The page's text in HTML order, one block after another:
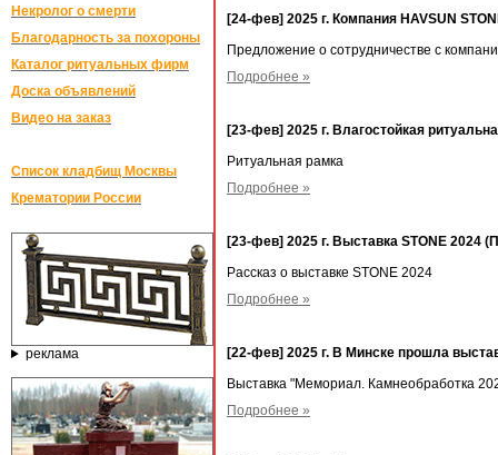
Некролог о смерти
Благодарность за похороны
Каталог ритуальных фирм
Доска объявлений
Видео на заказ
Список кладбищ Москвы
Крематории России
реклама
[24-фев] 2025 г. Компания HAVSUN
Предложение о сотрудничестве с
Подробнее »
[23-фев] 2025 г. Влагостойкая
Ритуальная рамка
Подробнее »
[23-фев] 2025 г. Выставка STONE 2024
Рассказ о выставке STONE 2024
Подробнее »
[22-фев] 2025 г. В Минске прошла
Выставка "Мемориал. Камнеобработка
Подробнее »